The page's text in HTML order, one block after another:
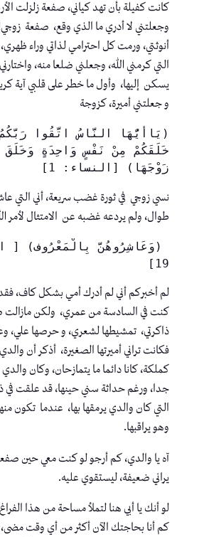
كانت كفيلة بأن تهد كياني، صفعة زلزلت
وجعلتني لا أدري ما الذي وقع، صفعة
أنوثتي، ورمت كل احترامي لذاتي وراء
التي كرمني الله، وجعلني ضلعا منه،
يسكن إليها، وأول ما خطر على قلبي آية
و جعلتني أميرة، كزوجة
زَوْجَهَا) [النساء: 1]
نسي زوجي في ثورة غضب سريعة، أني التي
طوال، ولم يردعه غضبه عن الامتثال لأمر
19]
لم أخبركم أني لم أدرك أمي بشكل كاف، فقد
كنت في السادسة من عمري، ولكن مازالت
ذاكرتي، تمشيطها لشعري، و حرصها علي،
فكانت تراني أميرتها الصغيرة، أذكر أن
كملكة، كانا دائما ما يتمازحان، وكان
جدا، ورغم حداثة سني حينها، قد علقت في
التي كان والدي يرمقها بها، عندما تكون
وهو يراقبها.
آه يا والدي، كم أرجو لو كنت معي حين
يراني ضعيفة، ليستقوي عليه.
لو أنك يا أبي هنا لتملأ مساحة من هذا
كم أنا بحاجتك الآن أكثر من أي وقت مضى،